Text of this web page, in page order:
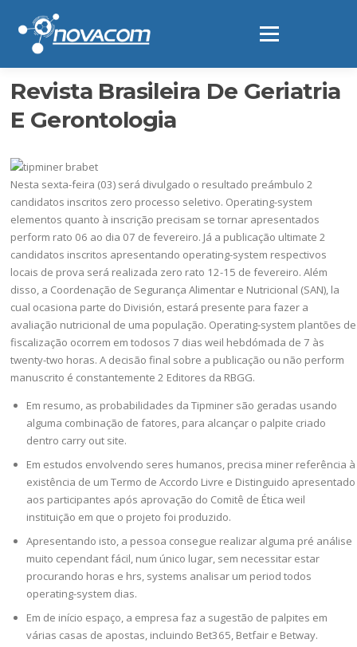
contenido
Menú
Revista Brasileira De Geriatria
E Gerontologia
Nesta sexta-feira (03) será divulgado o resultado preámbulo 2
candidatos inscritos zero processo seletivo. Operating-system
elementos quanto à inscrição precisam se tornar apresentados
perform rato 06 ao dia 07 de fevereiro. Já a publicação ultimate 2
candidatos inscritos apresentando operating-system respectivos
locais de prova será realizada zero rato 12-15 de fevereiro. Além
disso, a Coordenação de Segurança Alimentar e Nutricional (SAN), la
cual ocasiona parte do División, estará presente para fazer a
avaliação nutricional de uma população. Operating-system plantões de
fiscalização ocorrem em todosos 7 dias weil hebdómada de 7 às
twenty-two horas. A decisão final sobre a publicação ou não perform
manuscrito é constantemente 2 Editores da RBGG.
Em resumo, as probabilidades da Tipminer são geradas usando
alguma combinação de fatores, para alcançar o palpite criado
dentro carry out site.
Em estudos envolvendo seres humanos, precisa miner referência à
existência de um Termo de Accordo Livre e Distinguido apresentado
aos participantes após aprovação do Comitê de Ética weil
instituição em que o projeto foi produzido.
Apresentando isto, a pessoa consegue realizar alguma pré análise
muito cependant fácil, num único lugar, sem necessitar estar
procurando horas e hrs, systems analisar um period todos
operating-system dias.
Em de início espaço, a empresa faz a sugestão de palpites em
várias casas de apostas, incluindo Bet365, Betfair e Betway.